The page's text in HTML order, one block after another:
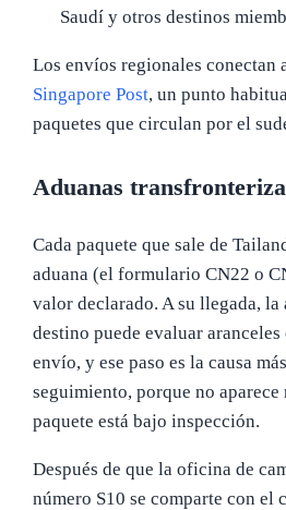
Saudí y otros destinos
Los envíos regionales conectan
Singapore Post, un punto
paquetes que circulan por el
Aduanas
Cada paquete que sale de
aduana (el formulario CN22 o
valor declarado. A su llegada,
destino puede evaluar
envío, y ese paso es la causa
seguimiento, porque no
paquete está bajo inspección.
Después de que la oficina de
número S10 se comparte con el